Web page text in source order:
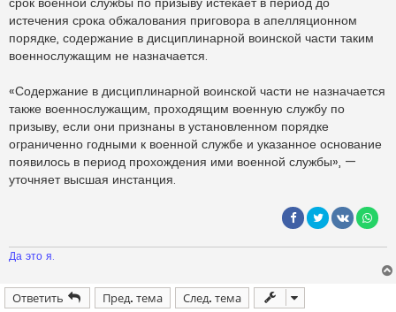
истечения срока обжалования приговора в апелляционном
порядке, содержание в дисциплинарной воинской части таким
военнослужащим не назначается.
«Содержание в дисциплинарной воинской части не назначается
также военнослужащим, проходящим военную службу по
призыву, если они признаны в установленном порядке
ограниченно годными к военной службе и указанное основание
появилось в период прохождения ими военной службы», —
уточняет высшая инстанция.
Да это я.
Ответить Пред. тема След. тема